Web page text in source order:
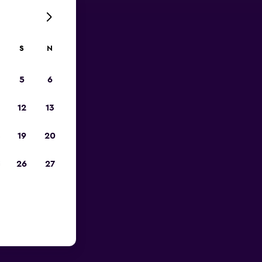
S N
5 6
12 13
19 20
26 27